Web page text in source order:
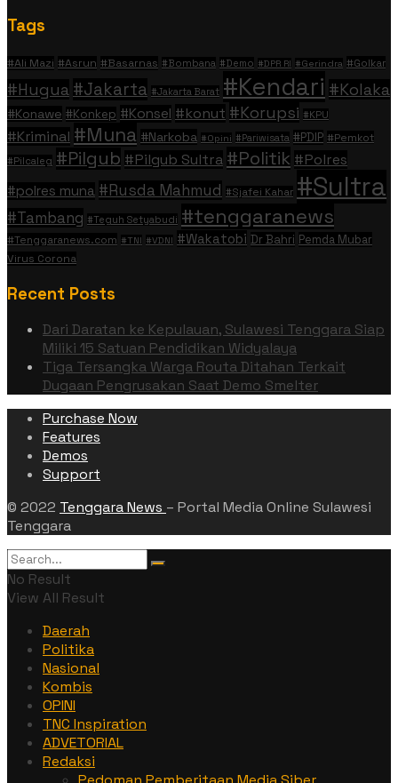
Tags
#Ali Mazi #Asrun #Basarnas #Bombana #Demo #DPR RI #Gerindra #Golkar
#Hugua #Jakarta #Jakarta Barat #Kendari #Kolaka
#Konawe #Konkep #Konsel #konut #Korupsi #KPU
#Kriminal #Muna #Narkoba #Opini #Pariwisata #PDIP #Pemkot
#Pilcaleg #Pilgub #Pilgub Sultra #Politik #Polres
#polres muna #Rusda Mahmud #Sjafei Kahar #Sultra
#Tambang #Teguh Setyabudi #tenggaranews
#Tenggaranews.com #TNI #VDNI #Wakatobi Dr Bahri Pemda Mubar
Virus Corona
Recent Posts
Dari Daratan ke Kepulauan, Sulawesi Tenggara Siap
Miliki 15 Satuan Pendidikan Widyalaya
Tiga Tersangka Warga Routa Ditahan Terkait
Dugaan Pengrusakan Saat Demo Smelter
Purchase Now
Features
Demos
Support
© 2022 Tenggara News – Portal Media Online Sulawesi
Tenggara
No Result
View All Result
Daerah
Politika
Nasional
Kombis
OPINI
TNC Inspiration
ADVETORIAL
Redaksi